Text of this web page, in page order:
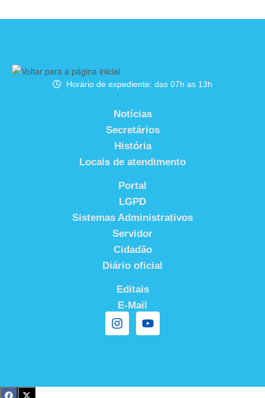
Horário de expediente: das 07h as 13h
Notícias
Secretários
História
Locais de atendimento
Portal
LGPD
Sistemas Administrativos
Servidor
Cidadão
Diário oficial
Editais
E-Mail